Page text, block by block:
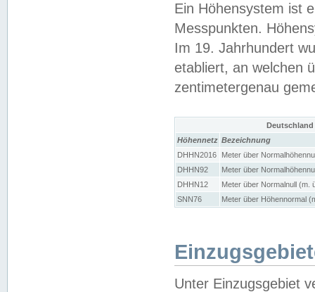
Ein Höhensystem ist
Messpunkten.
Im 19. Jahrhundert
etabliert, an welchen
zentimetergenau
Höhennetz Bezeichnung
DHHN2016
Meter über
DHHN92
Meter über
DHHN12
Meter über Normalnull (m.
SNN76
Meter über Höhennormal
Unter Einzugsgebiet